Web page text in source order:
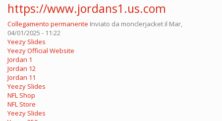
https://www.jordans1.us.com
Collegamento permanente Inviato da monclerjacket il Mar,
04/01/2025 - 11:22
Yeezy Slides
Yeezy Official Website
Jordan 1
Jordan 12
Jordan 11
Yeezy Slides
NFL Shop
NFL Store
Yeezy Slides